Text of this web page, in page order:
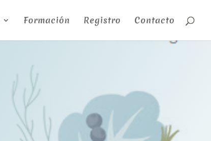
Formación Registro Contacto